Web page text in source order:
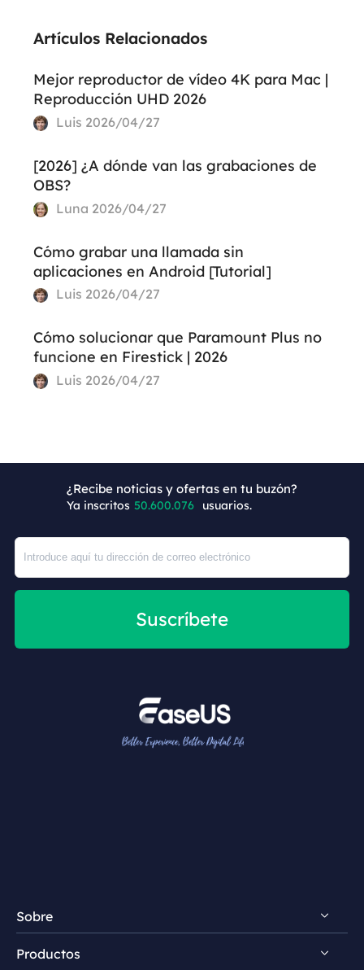
Artículos Relacionados
Mejor reproductor de vídeo 4K para Mac |
Reproducción UHD 2026
Luis 2026/04/27
[2026] ¿A dónde van las grabaciones de
OBS?
Luna 2026/04/27
Cómo grabar una llamada sin
aplicaciones en Android [Tutorial]
Luis 2026/04/27
Cómo solucionar que Paramount Plus no
funcione en Firestick | 2026
Luis 2026/04/27
¿Recibe noticias y ofertas en tu buzón?
Ya inscritos 50.600.076 usuarios.
Suscríbete
Sobre
Descubrir EaseUS
Productos
+6